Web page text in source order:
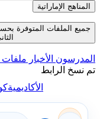
المناهج الإماراتية
جميع الملفات المتوفرة
المدرسون الأخبار ملفات
تم نسخ الرابط
الأكاديمية